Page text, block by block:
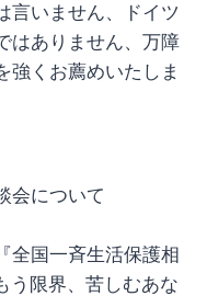
言いません、ドイツ
はありません、万障
強くお薦めいたしま
会について
全国一斉生活保護相
限界、苦しむあな